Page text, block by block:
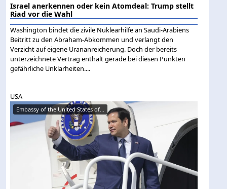
Israel anerkennen oder kein Atomdeal: Trump stellt
Riad vor die Wahl
Washington bindet die zivile Nuklearhilfe an Saudi-Arabiens
Beitritt zu den Abraham-Abkommen und verlangt den
Verzicht auf eigene Urananreicherung. Doch der bereits
unterzeichnete Vertrag enthält gerade bei diesen Punkten
gefährliche Unklarheiten....
USA
Embassy of the United States of...